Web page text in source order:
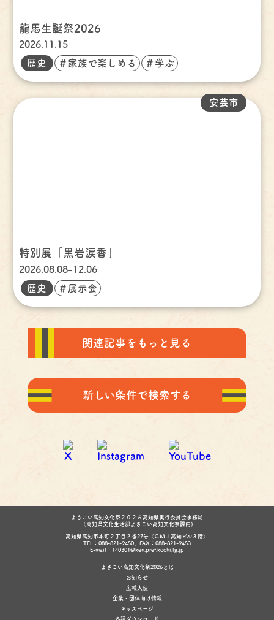
龍馬生誕祭2026
2026.11.15
歴史 ＃家族で楽しめる ＃学ぶ
特別展「黒岩涙香」
2026.08.08-12.06
安芸市
歴史 ＃展示会
関連記事をもっと見る
新しい条件で検索する
よさこい高知文化祭２０２６高知県実行委員会事務局
（高知県文化生活部よさこい高知文化祭課内)
高知県高知市本町２丁目２番27号（ＣＭＪ高知ビル３階）
TEL：088-821-9450、FAX：088-821-9453
E-mail：140301@ken.pref.kochi.lg.jp
よさこい高知文化祭2026とは
お知らせ
広報大使
企業・団体向け情報
キッズページ